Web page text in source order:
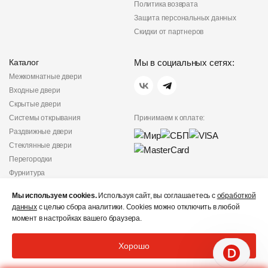
Политика возврата
Защита персональных данных
Скидки от партнеров
Каталог
Межкомнатные двери
Входные двери
Скрытые двери
Системы открывания
Раздвижные двери
Стеклянные двери
Перегородки
Фурнитура
Мы в социальных сетях:
Принимаем к оплате:
конфиденциальности
Не является публичной
© «Дверишоп» 2012 - 2026
Мы используем cookies.Используя сайт, вы соглашаетесь с обработкой
данныхс целью сбора аналитики. Cookies можно отключить в любой
момент в настройках вашего браузера.
Хорошо